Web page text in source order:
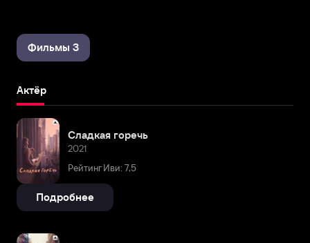
Фильмы 3
Актёр
Сладкая горечь
2021
Рейтинг Иви: 7,5
Подробнее